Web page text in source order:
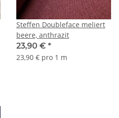
Steffen Doubleface meliert
beere, anthrazit
23,90 € *
23,90 € pro 1 m